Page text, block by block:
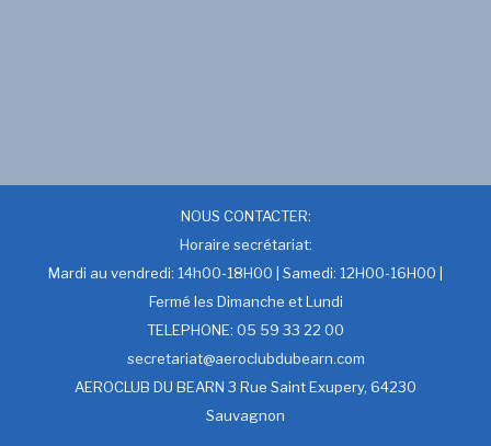
NOUS CONTACTER:
Horaire secrétariat:
Mardi au vendredi: 14h00-18H00 | Samedi: 12H00-16H00 |
Fermé les Dimanche et Lundi
TELEPHONE: 05 59 33 22 00
secretariat@aeroclubdubearn.com
AEROCLUB DU BEARN 3 Rue Saint Exupery, 64230
Sauvagnon